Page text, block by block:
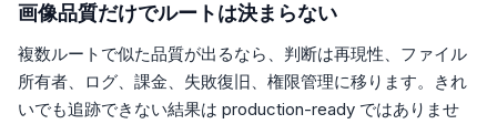
画像品質だけでルートは決まらない
複数ルートで似た品質が出るなら、判断は再現性、ファイル
所有者、ログ、課金、失敗復旧、権限管理に移ります。きれ
いでも追跡できない結果は production-ready ではありませ